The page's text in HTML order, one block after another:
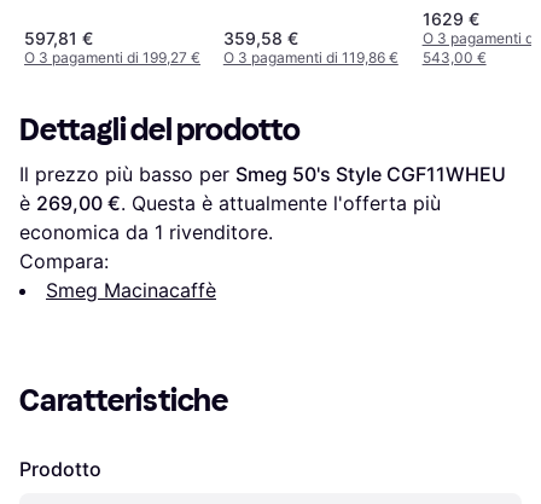
597,81 €
O 3 pagamenti di 199,27 €
359,58 €
O 3 pagamenti di 119,86 €
1629 €
O 3 pagamenti di
543,00 €
Dettagli del prodotto
Il prezzo più basso per Smeg 50's Style CGF11WHEU
è 269,00 €. Questa è attualmente l'offerta più
economica da 1 rivenditore.
Compara:
Smeg Macinacaffè
Caratteristiche
Prodotto